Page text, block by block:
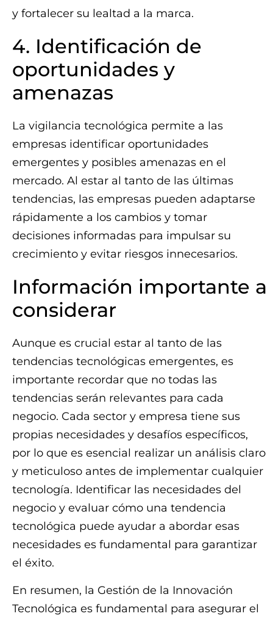
y fortalecer su lealtad a la marca.
4. Identificación de
oportunidades y
amenazas
La vigilancia tecnológica permite a las
empresas identificar oportunidades
emergentes y posibles amenazas en el
mercado. Al estar al tanto de las últimas
tendencias, las empresas pueden adaptarse
rápidamente a los cambios y tomar
decisiones informadas para impulsar su
crecimiento y evitar riesgos innecesarios.
Información importante a
considerar
Aunque es crucial estar al tanto de las
tendencias tecnológicas emergentes, es
importante recordar que no todas las
tendencias serán relevantes para cada
negocio. Cada sector y empresa tiene sus
propias necesidades y desafíos específicos,
por lo que es esencial realizar un análisis claro
y meticuloso antes de implementar cualquier
tecnología. Identificar las necesidades del
negocio y evaluar cómo una tendencia
tecnológica puede ayudar a abordar esas
necesidades es fundamental para garantizar
el éxito.
En resumen, la Gestión de la Innovación
Tecnológica es fundamental para asegurar el